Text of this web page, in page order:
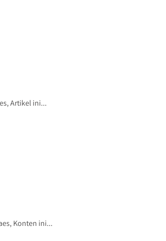
Artikel ini...
Konten ini...